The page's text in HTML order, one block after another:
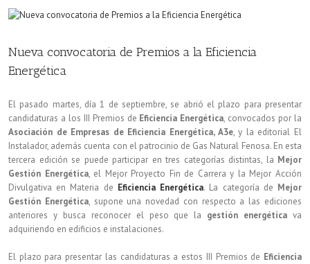
Nueva convocatoria de Premios a la Eficiencia
Energética
El pasado martes, día 1 de septiembre, se abrió el plazo para presentar
candidaturas a los III Premios de Eficiencia Energética, convocados por la
Asociación de Empresas de Eficiencia Energética, A3e, y la editorial El
Instalador, además cuenta con el patrocinio de Gas Natural Fenosa. En esta
tercera edición se puede participar en tres categorías distintas, la Mejor
Gestión Energética, el Mejor Proyecto Fin de Carrera y la Mejor Acción
Divulgativa en Materia de Eficiencia Energética. La categoría de Mejor
Gestión Energética, supone una novedad con respecto a las ediciones
anteriores y busca reconocer el peso que la gestión energética va
adquiriendo en edificios e instalaciones.
El plazo para presentar las candidaturas a estos III Premios de Eficiencia